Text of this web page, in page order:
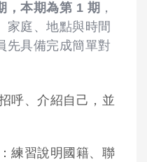
，本期為第 1 期 ，
家庭、地點與時間
先具備完成簡單對
呼、介紹自己，並
練習說明國籍、聯